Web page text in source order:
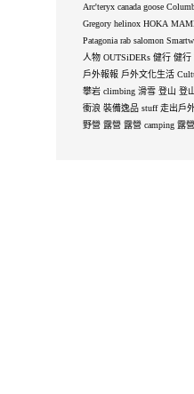
Arc'teryx canada goose
Gregory helinox HOKA
Patagonia rab salomon
人物 OUTSiDERs 健行 健行
戶外報報 戶外文化生活
攀岩 climbing 滑雪 登山 登
衝浪 裝備逸品 stuff 走出戶
野營 露營 露營 camping 露